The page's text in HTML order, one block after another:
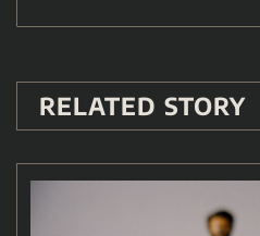
RELATED STORY